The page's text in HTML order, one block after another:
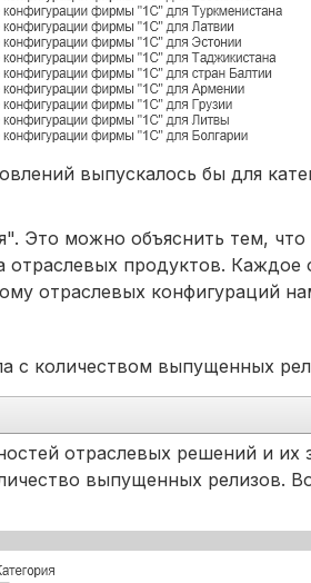
выпускалось бы для
Это можно объяснить тем,
продуктов. Каждое
отраслевых конфигураций
с количеством выпущенных
отраслевых решений и их
выпущенных релизов.